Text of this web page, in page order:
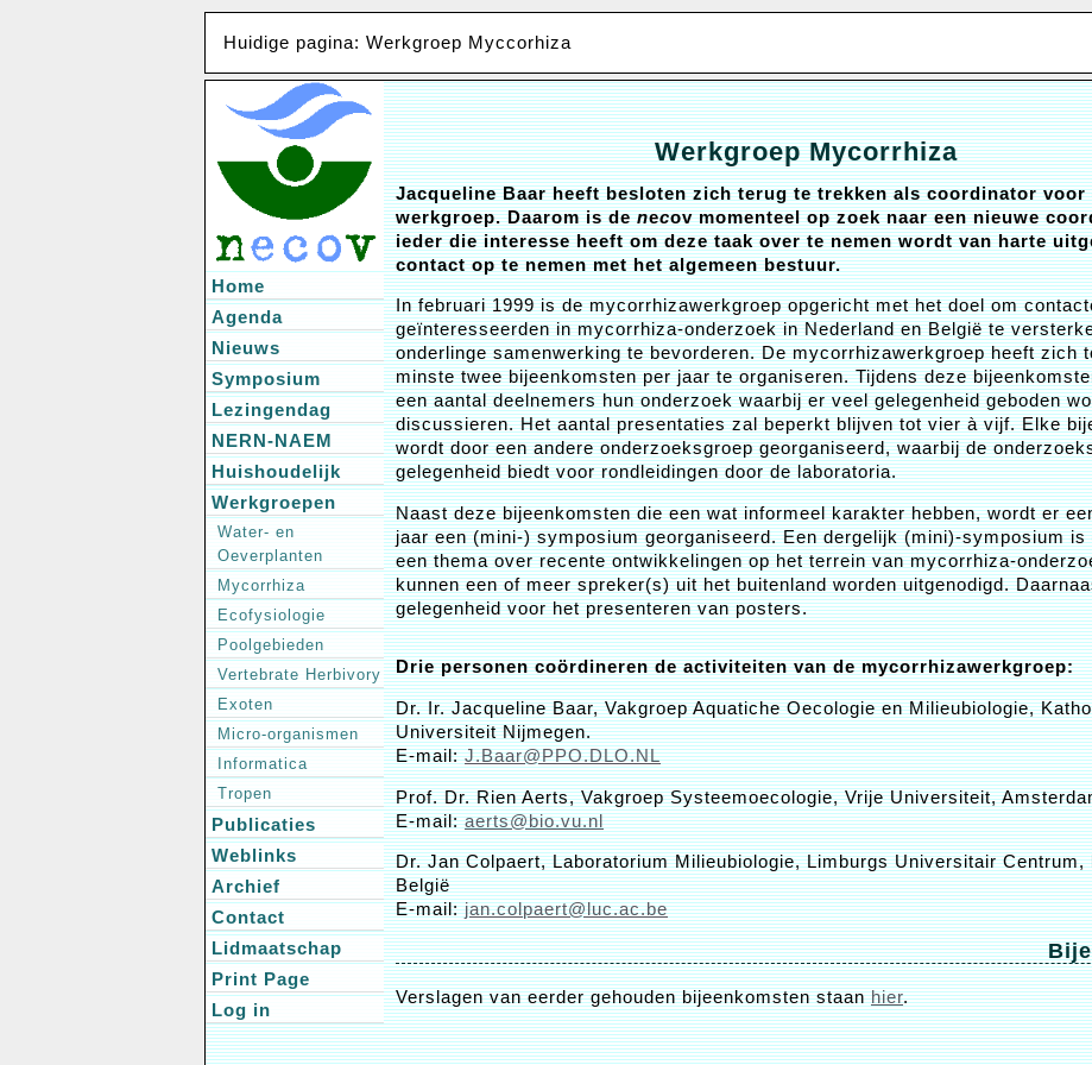
Huidige pagina: Werkgroep Myccorhiza
Werkgroep Mycorrhiza
Jacqueline Baar heeft besloten zich terug te trekken als coordinator voor
werkgroep. Daarom is denecov momenteel op zoek naar een nieuwe
ieder die interesse heeft om deze taak over te nemen wordt van harte
contact op te nemen met het algemeen bestuur.
In februari 1999 is de mycorrhizawerkgroep opgericht met het doel om
geïnteresseerden in mycorrhiza-onderzoek in Nederland en België te
onderlinge samenwerking te bevorderen. De mycorrhizawerkgroep heeft zich
minste twee bijeenkomsten per jaar te organiseren. Tijdens deze
een aantal deelnemers hun onderzoek waarbij er veel gelegenheid geboden
discussieren. Het aantal presentaties zal beperkt blijven tot vier à vijf. Elke
wordt door een andere onderzoeksgroep georganiseerd, waarbij de
gelegenheid biedt voor rondleidingen door de laboratoria.
Naast deze bijeenkomsten die een wat informeel karakter hebben, wordt er
jaar een (mini-) symposium georganiseerd. Een dergelijk (mini)-symposium is
een thema over recente ontwikkelingen op het terrein van mycorrhiza-
kunnen een of meer spreker(s) uit het buitenland worden uitgenodigd.
gelegenheid voor het presenteren van posters.
Drie personen coördineren de activiteiten van de mycorrhizawerkgroep:
Dr. Ir. Jacqueline Baar, Vakgroep Aquatiche Oecologie en Milieubiologie,
Universiteit Nijmegen.
E-mail:J.Baar@PPO.DLO.NL
Prof. Dr. Rien Aerts, Vakgroep Systeemoecologie, Vrije Universiteit,
E-mail:aerts@bio.vu.nl
Dr. Jan Colpaert, Laboratorium Milieubiologie, Limburgs Universitair Centrum,
België
E-mail:jan.colpaert@luc.ac.be
Verslagen van eerder gehouden bijeenkomsten staanhier.
Home
Agenda
Nieuws
Symposium
Lezingendag
NERN-NAEM
Huishoudelijk
Werkgroepen
Water- en
Oeverplanten
Mycorrhiza
Ecofysiologie
Poolgebieden
Vertebrate Herbivory
Exoten
Micro-organismen
Informatica
Tropen
Publicaties
Weblinks
Archief
Contact
Lidmaatschap
Print Page
Log in